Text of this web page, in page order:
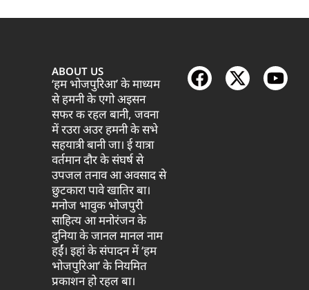
ABOUT US
‘हम भोजपुरिआ’ के माध्यम
से हमनी के एगो अइसन
सफर क रहल बानी, जवना
में रउरा अउर हमनी के सभे
सहयात्री बानी जा। ई यात्रा
वर्तमान दौर के संघर्ष से
उपजल तनाव आ अवसाद से
छुटकारा पावे खातिर बा।
मनोज भावुक भोजपुरी
साहित्य आ मनोरंजन के
दुनिया के जानल मानल नाम
हईं। इहां के संपादन में ‘हम
भोजपुरिआ’ के नियमित
प्रकाशन हो रहल बा।